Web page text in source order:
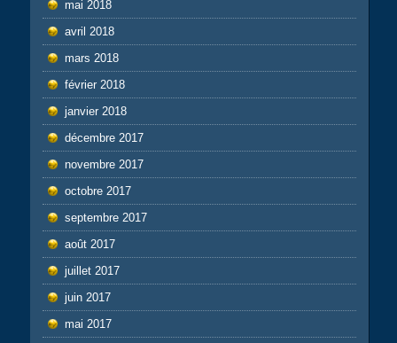
mai 2018
avril 2018
mars 2018
février 2018
janvier 2018
décembre 2017
novembre 2017
octobre 2017
septembre 2017
août 2017
juillet 2017
juin 2017
mai 2017